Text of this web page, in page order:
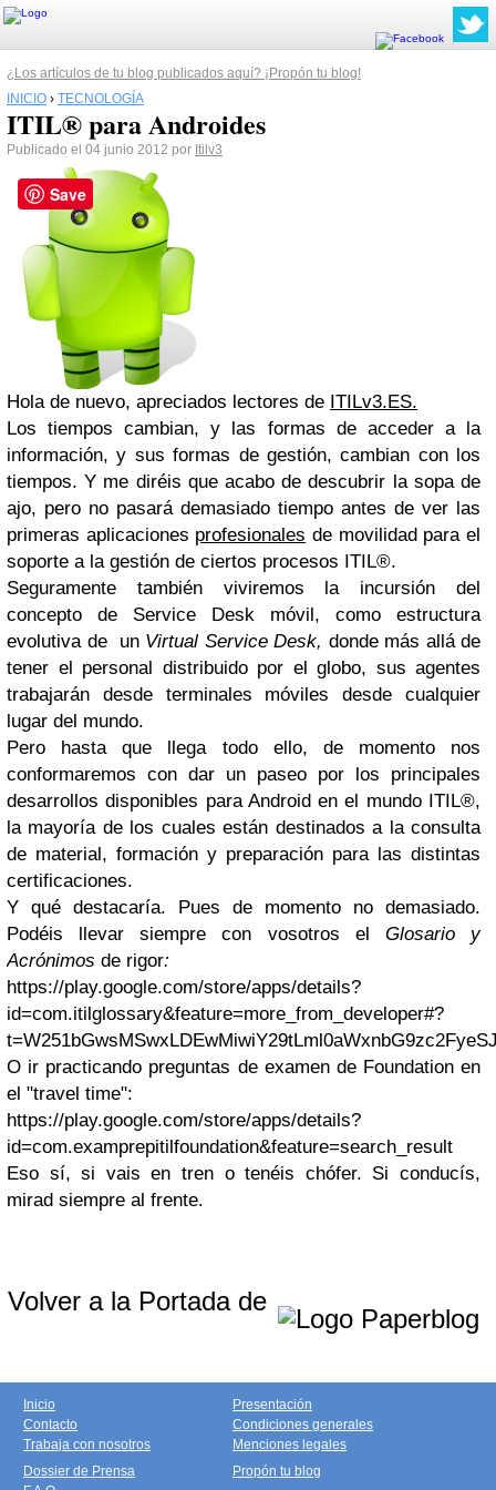
¿Los artículos de tu blog publicados aquí? ¡Propón tu blog!
INICIO › TECNOLOGÍA
ITIL® para Androides
Publicado el 04 junio 2012 por Itilv3
Hola de nuevo, apreciados lectores de ITILv3.ES.
Los tiempos cambian, y las formas de acceder a la
información, y sus formas de gestión, cambian con los
tiempos. Y me diréis que acabo de descubrir la sopa de
ajo, pero no pasará demasiado tiempo antes de ver las
primeras aplicaciones profesionales de movilidad para el
soporte a la gestión de ciertos procesos ITIL®.
Seguramente también viviremos la incursión del
concepto de Service Desk móvil, como estructura
evolutiva de un Virtual Service Desk, donde más allá de
tener el personal distribuido por el globo, sus agentes
trabajarán desde terminales móviles desde cualquier
lugar del mundo.
Pero hasta que llega todo ello, de momento nos
conformaremos con dar un paseo por los principales
desarrollos disponibles para Android en el mundo ITIL®,
la mayoría de los cuales están destinados a la consulta
de material, formación y preparación para las distintas
certificaciones.
Y qué destacaría. Pues de momento no demasiado.
Podéis llevar siempre con vosotros el Glosario y
Acrónimos de rigor:
https://play.google.com/store/apps/details?
id=com.itilglossary&feature=more_from_developer#?
O ir practicando preguntas de examen de Foundation en
el "travel time":
https://play.google.com/store/apps/details?
id=com.examprepitilfoundation&feature=search_result
Eso sí, si vais en tren o tenéis chófer. Si conducís,
mirad siempre al frente.
Volver a la Portada de
Inicio
Contacto
Trabaja con nosotros
Presentación
Condiciones generales
Menciones legales
Dossier de Prensa
Propón tu blog
Save